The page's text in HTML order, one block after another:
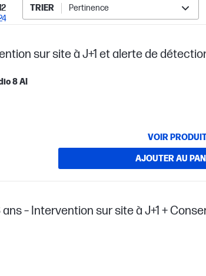
TRIER Pertinence
sur site à J+1 et alerte de
8 AI
VOIR
AJOUTER AU
– Intervention sur site à J+1 +